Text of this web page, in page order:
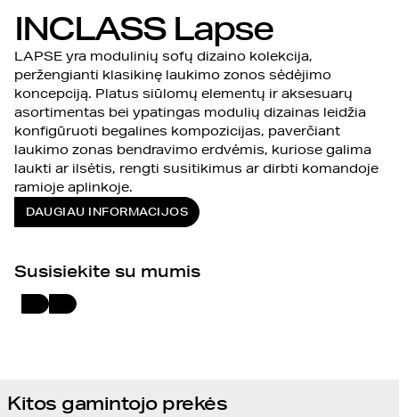
INCLASS Lapse
LAPSE yra modulinių sofų dizaino kolekcija,
peržengianti klasikinę laukimo zonos sėdėjimo
koncepciją. Platus siūlomų elementų ir aksesuarų
asortimentas bei ypatingas modulių dizainas leidžia
konfigūruoti begalines kompozicijas, paverčiant
laukimo zonas bendravimo erdvėmis, kuriose galima
laukti ar ilsėtis, rengti susitikimus ar dirbti komandoje
ramioje aplinkoje.
DAUGIAU INFORMACIJOS
Susisiekite su mumis
Kitos gamintojo prekės